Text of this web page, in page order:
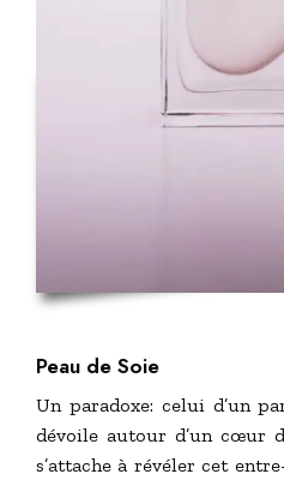
Peau de Soie
Un paradoxe: celui d’un
dévoile autour d’un cœur
s’attache à révéler cet